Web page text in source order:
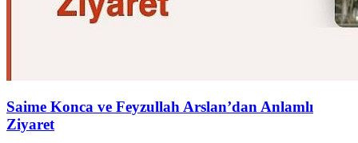
Saime Konca ve Feyzullah Arslan’dan Anlamlı
Ziyaret